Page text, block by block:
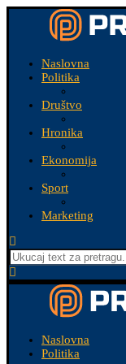
Naslovna
Politika
Društvo
Hronika
Ekonomija
Sport
Marketing
Naslovna
Politika